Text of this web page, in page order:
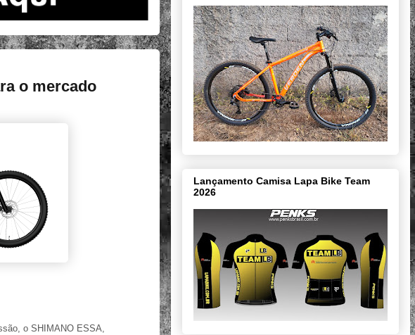
o mercado
o SHIMANO ESSA,
Lançamento Camisa Lapa Bike Team
2026